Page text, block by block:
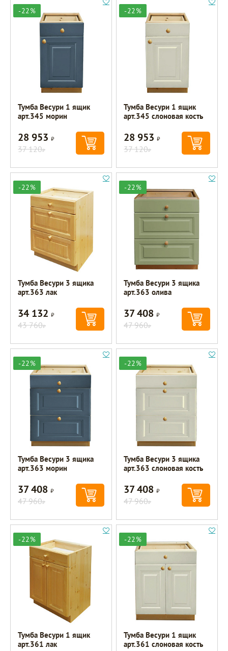
-22%
Тумба Весури 1 ящик
арт.345 морин
28 953Р
37 120Р
-22%
Тумба Весури 1 ящик
арт.345 слоновая кость
28 953Р
37 120Р
-22%
Тумба Весури 3 ящика
арт.363 лак
34 132Р
43 760Р
-22%
Тумба Весури 3 ящика
арт.363 олива
37 408Р
47 960Р
-22%
Тумба Весури 3 ящика
арт.363 морин
37 408Р
47 960Р
-22%
Тумба Весури 3 ящика
арт.363 слоновая кость
37 408Р
47 960Р
-22%
Тумба Весури 1 ящик
арт.361 лак
-22%
Тумба Весури 1 ящик
арт.361 слоновая кость